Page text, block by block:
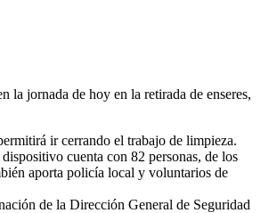
la jornada de hoy en la retirada de enseres,
ir cerrando el trabajo de limpieza.
cuenta con 82 personas, de los
aporta policía local y voluntarios de
de la Dirección General de Seguridad